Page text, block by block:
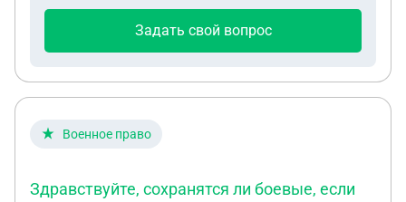
Задать свой вопрос
Военное право
Здравствуйте, сохранятся ли боевые, если